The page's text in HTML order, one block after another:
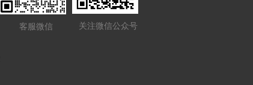
客服微信 关注微信公众号